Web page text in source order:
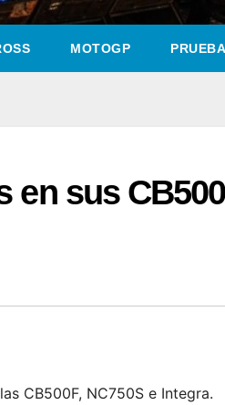
MOTOGP
sus
CB500F, NC750S e Integra.